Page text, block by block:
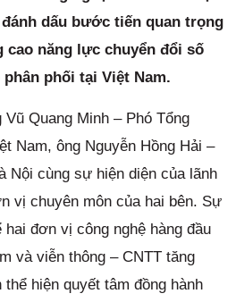
đánh dấu bước tiến quan trọng
năng lực chuyển đổi số
phối tại Việt Nam.
Quang Minh – Phó Tổng
Nam, ông Nguyễn Hồng Hải –
Nội cùng sự hiện diện của lãnh
vị chuyên môn của hai bên. Sự
đơn vị công nghệ hàng đầu
và viễn thông – CNTT tăng
hiện quyết tâm đồng hành